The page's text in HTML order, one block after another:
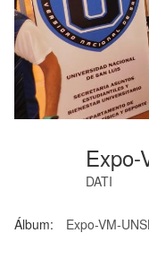
Expo-
DATI
Álbum: Expo-VM-